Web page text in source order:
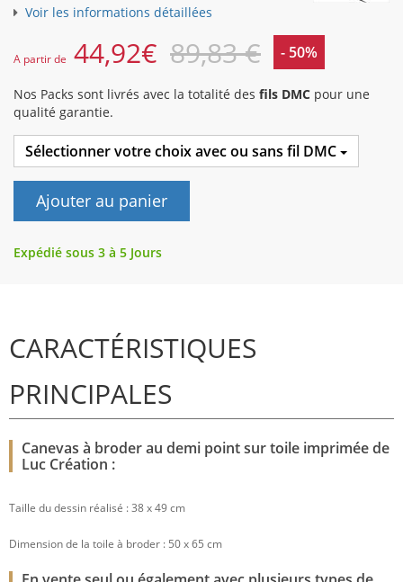
Voir les informations détaillées
A partir de 44,92€ 89,83 € - 50%
Nos Packs sont livrés avec la totalité des fils DMC pour une
qualité garantie.
Sélectionner votre choix avec ou sans fil DMC
Ajouter au panier
Expédié sous 3 à 5 Jours
CARACTÉRISTIQUES
PRINCIPALES
Canevas à broder au demi point sur toile imprimée de
Luc Création :
Taille du dessin réalisé : 38 x 49 cm
Dimension de la toile à broder : 50 x 65 cm